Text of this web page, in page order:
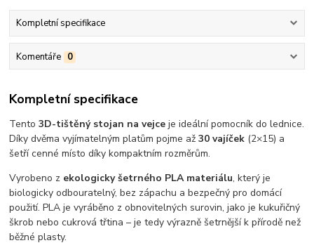
Kompletní specifikace
Komentáře 0
Kompletní specifikace
Tento3D-tištěný stojan na vejce je ideální pomocník do lednice.
Díky dvěma vyjímatelným platům pojme až30 vajíček (2×15) a
šetří cenné místo díky kompaktním rozměrům.
Vyrobeno z ekologicky šetrného PLA materiálu, který je
biologicky odbouratelný, bez zápachu a bezpečný pro domácí
použití. PLA je vyráběno z obnovitelných surovin, jako je kukuřičný
škrob nebo cukrová třtina – je tedy výrazně šetrnější k přírodě než
běžné plasty.